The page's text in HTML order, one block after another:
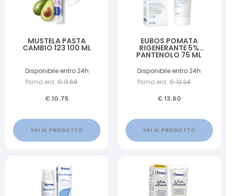
MUSTELA PASTA
CAMBIO 123 100 ML
Disponibile entro 24h
Prima era: €9.68
€10.75
VAI AL PRODOTTO
EUBOS POMATA
RIGENERANTE 5%
PANTENOLO 75 ML
Disponibile entro 24h
Prima era: €12.24
€13.60
VAI AL PRODOTTO